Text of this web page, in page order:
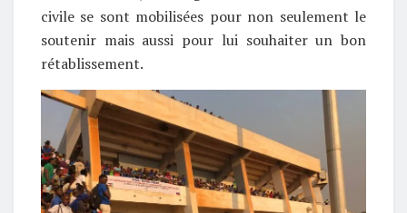
civile se sont mobilisées pour non seulement le
soutenir mais aussi pour lui souhaiter un bon
rétablissement.